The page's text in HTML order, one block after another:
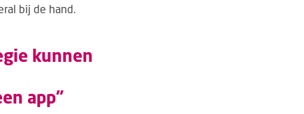
bij de hand.
kunnen
app”